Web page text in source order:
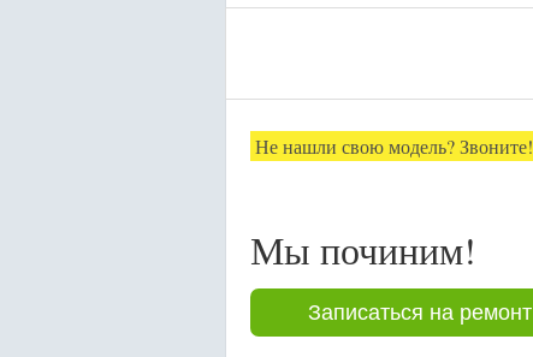
Не нашли свою модель? Звоните!
Мы починим!
Записаться на ремонт